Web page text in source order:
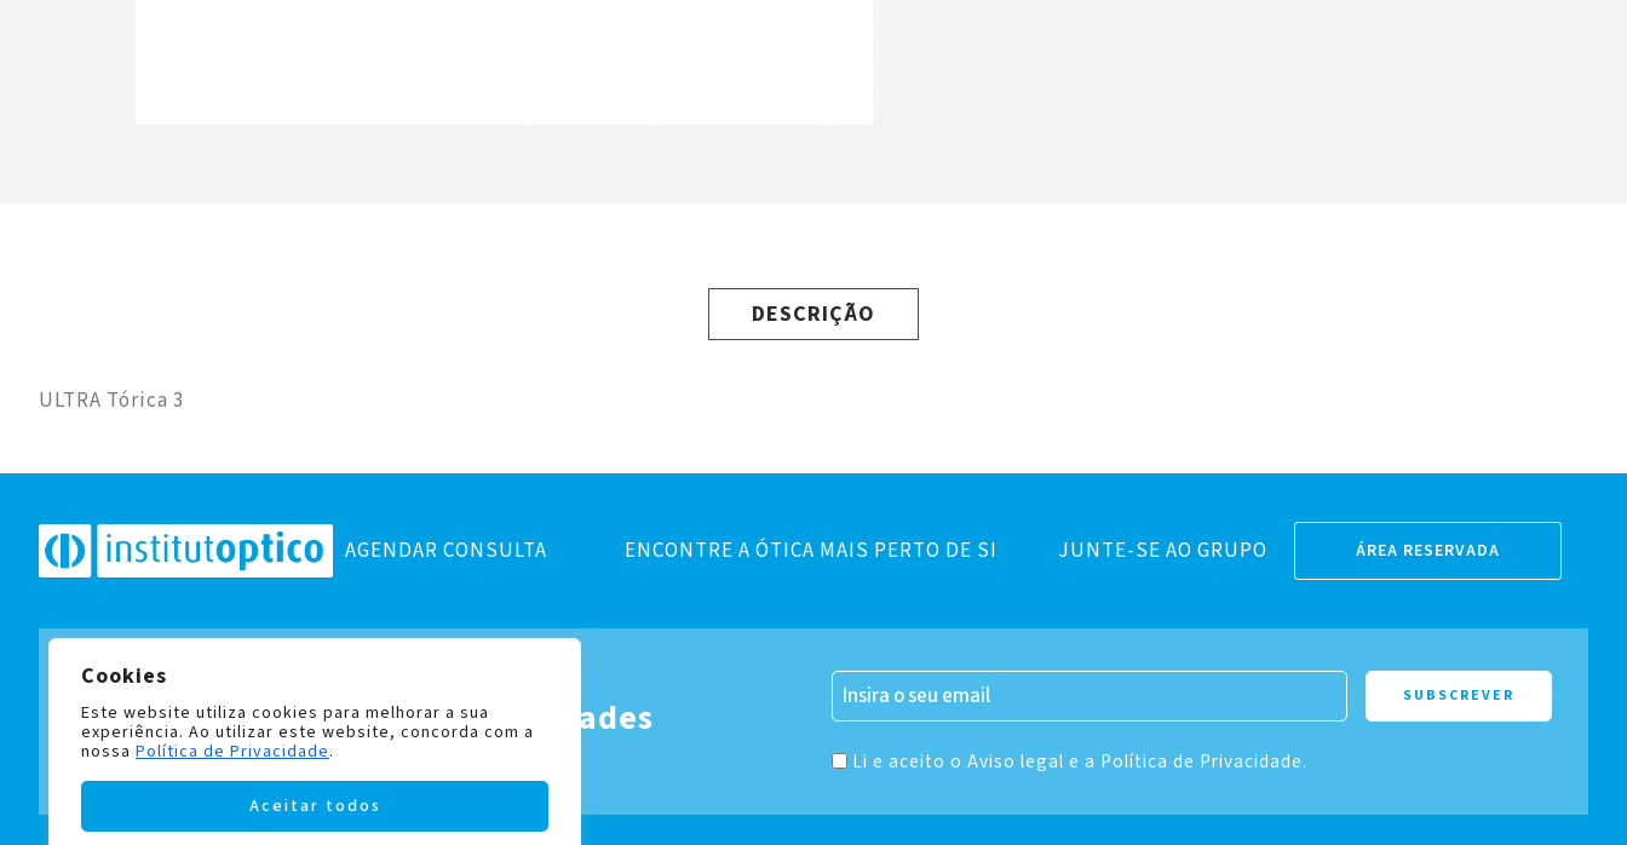
Cookies
Este website utiliza cookies para melhorar a sua
experiência. Ao utilizar este website, concorda com a
nossa Política de Privacidade.
Aceitar todos
DESCRIÇÃO
ULTRA Tórica 3
AGENDAR CONSULTA ENCONTRE A ÓTICA MAIS PERTO DE SI JUNTE-SE AO GRUPO ÁREA RESERVADA
Subscreva a nossa newsletter
e fique a par de todas as novidades
Li e aceito o Aviso legal e a Política de Privacidade.